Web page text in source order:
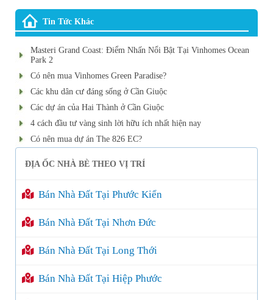
Tin Tức Khác
Masteri Grand Coast: Điểm Nhấn Nổi Bật Tại Vinhomes Ocean
Park 2
Có nên mua Vinhomes Green Paradise?
Các khu dân cư đáng sống ở Cần Giuộc
Các dự án của Hai Thành ở Cần Giuộc
4 cách đầu tư vàng sinh lời hữu ích nhất hiện nay
Có nên mua dự án The 826 EC?
ĐỊA ỐC NHÀ BÈ THEO VỊ TRÍ
Bán Nhà Đất Tại Phước Kiển
Bán Nhà Đất Tại Nhơn Đức
Bán Nhà Đất Tại Long Thới
Bán Nhà Đất Tại Hiệp Phước